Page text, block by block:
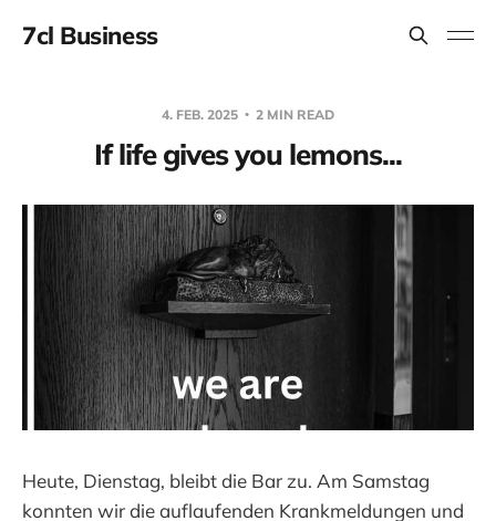
7cl Business
4. FEB. 2025 2 MIN READ
If life gives you lemons...
Heute, Dienstag, bleibt die Bar zu. Am Samstag
konnten wir die auflaufenden Krankmeldungen und